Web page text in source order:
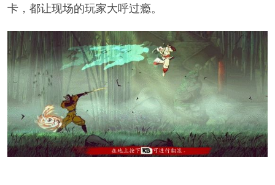
卡，都让现场的玩家大呼过瘾。